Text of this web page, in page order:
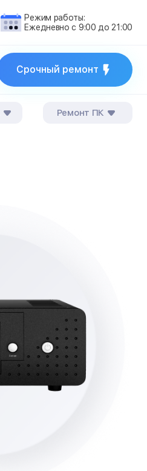
Режим работы:
Ежедневно с 9:00 до 21:00
Срочный ремонт
Ремонт ПК